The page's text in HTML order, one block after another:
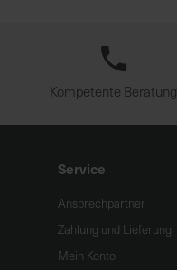
Kompetente Beratung
Service
Ansprechpartner
Zahlung und Lieferung
Mein Konto